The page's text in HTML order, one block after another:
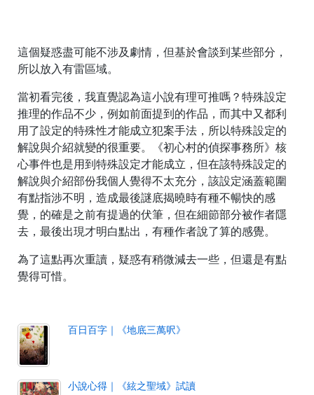
這個疑惑盡可能不涉及劇情，但基於會談到某些部分，
所以放入有雷區域。
當初看完後，我直覺認為這小說有理可推嗎？特殊設定
推理的作品不少，例如前面提到的作品，而其中又都利
用了設定的特殊性才能成立犯案手法，所以特殊設定的
解說與介紹就變的很重要。《初心村的偵探事務所》核
心事件也是用到特殊設定才能成立，但在該特殊設定的
解說與介紹部份我個人覺得不太充分，該設定涵蓋範圍
有點指涉不明，造成最後謎底揭曉時有種不暢快的感
覺，的確是之前有提過的伏筆，但在細節部分被作者隱
去，最後出現才明白點出，有種作者說了算的感覺。
為了這點再次重讀，疑惑有稍微減去一些，但還是有點
覺得可惜。
百日百字｜《地底三萬呎》
小說心得｜《絃之聖域》試讀